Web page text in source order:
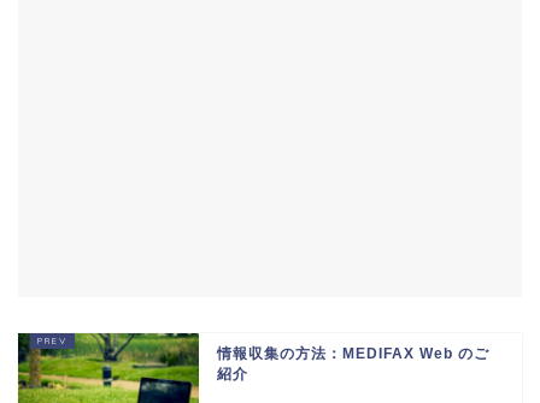
情報収集の方法：MEDIFAX Web のご
紹介